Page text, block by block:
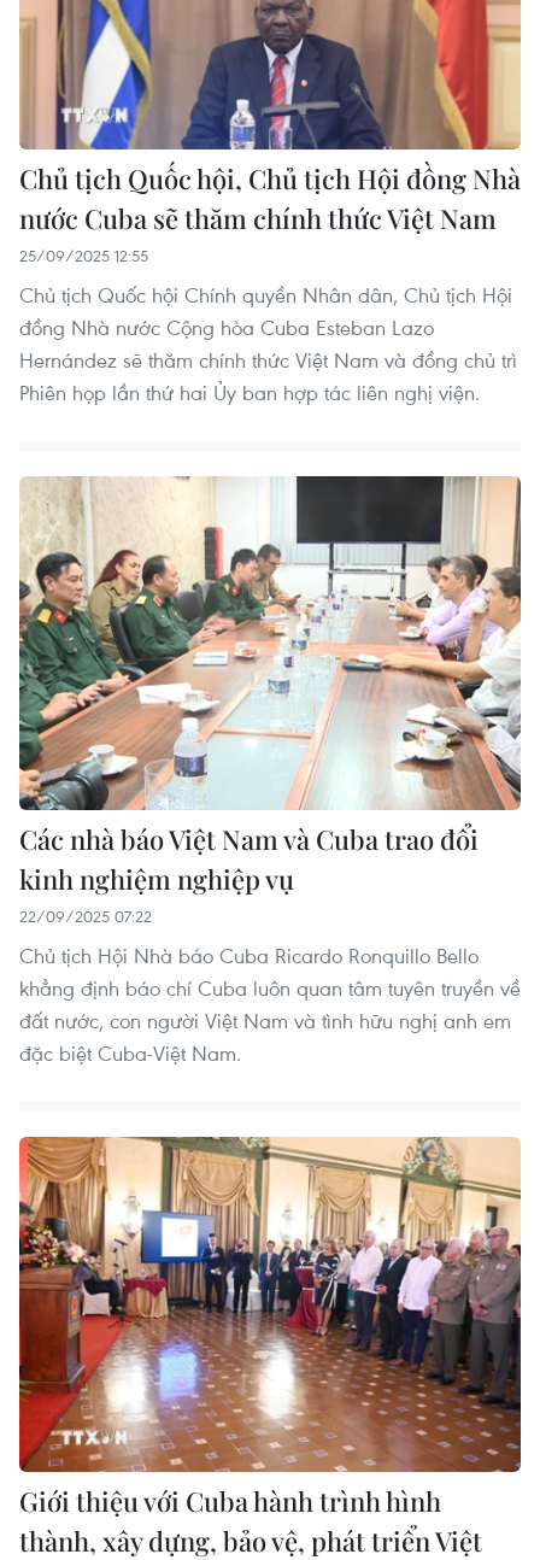
Chủ tịch Quốc hội, Chủ tịch Hội đồng Nhà
nước Cuba sẽ thăm chính thức Việt Nam
25/09/2025 12:55
Chủ tịch Quốc hội Chính quyền Nhân dân, Chủ tịch Hội
đồng Nhà nước Cộng hòa Cuba Esteban Lazo
Hernández sẽ thăm chính thức Việt Nam và đồng chủ trì
Phiên họp lần thứ hai Ủy ban hợp tác liên nghị viện.
Các nhà báo Việt Nam và Cuba trao đổi
kinh nghiệm nghiệp vụ
22/09/2025 07:22
Chủ tịch Hội Nhà báo Cuba Ricardo Ronquillo Bello
khẳng định báo chí Cuba luôn quan tâm tuyên truyền về
đất nước, con người Việt Nam và tình hữu nghị anh em
đặc biệt Cuba-Việt Nam.
Giới thiệu với Cuba hành trình hình
thành, xây dựng, bảo vệ, phát triển Việt